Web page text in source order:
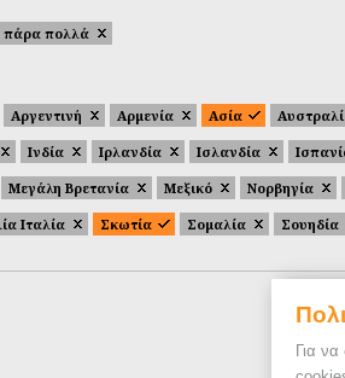
Για
πάρα πολλά
Αργεντινή Αρμενία Ασία
Ινδία Ιρλανδία Ισλανδία
Μεγάλη Βρετανία Μεξικό Νορβηγία
Ιταλία Σκωτία Σομαλία Σουηδία